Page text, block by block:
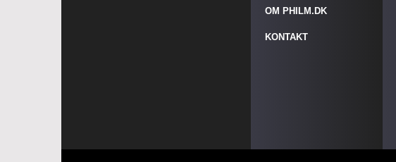
OM PHILM.DK
KONTAKT